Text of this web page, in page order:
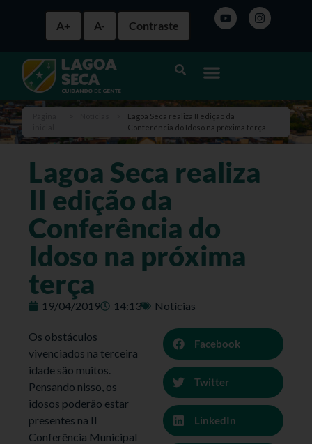
A+ A- Contraste
Lagoa Seca realiza II edição da
Conferência do Idoso na próxima terça
Lagoa Seca realiza
II edição da
Conferência do
Idoso na próxima
terça
19/04/2019 14:13 Notícias
Os obstáculos
vivenciados na terceira
idade são muitos.
Pensando nisso, os
idosos poderão estar
presentes na II
Conferência Municipal
Facebook
Twitter
LinkedIn